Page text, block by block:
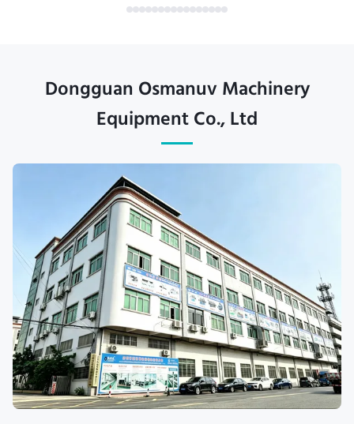
Dongguan Osmanuv Machinery
Equipment Co., Ltd